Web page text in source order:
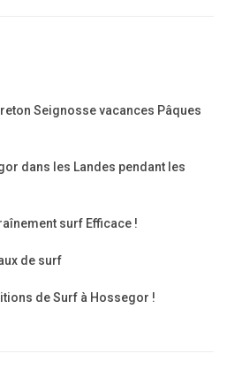
Seignosse vacances Pâques
dans les Landes pendant les
surf Efficace !
de surf
de Surf à Hossegor !